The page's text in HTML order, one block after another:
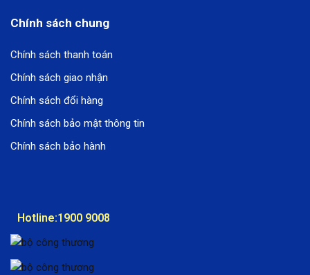
Chính sách chung
Chính sách thanh toán
Chính sách giao nhận
Chính sách đổi hàng
Chính sách bảo mật thông tin
Chính sách bảo hành
Hotline:1900 9008